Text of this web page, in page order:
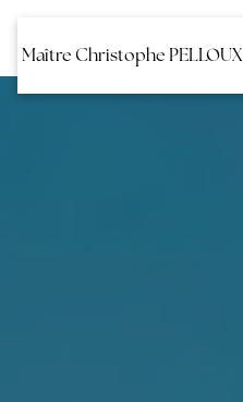
Maître Christophe PELLOUX